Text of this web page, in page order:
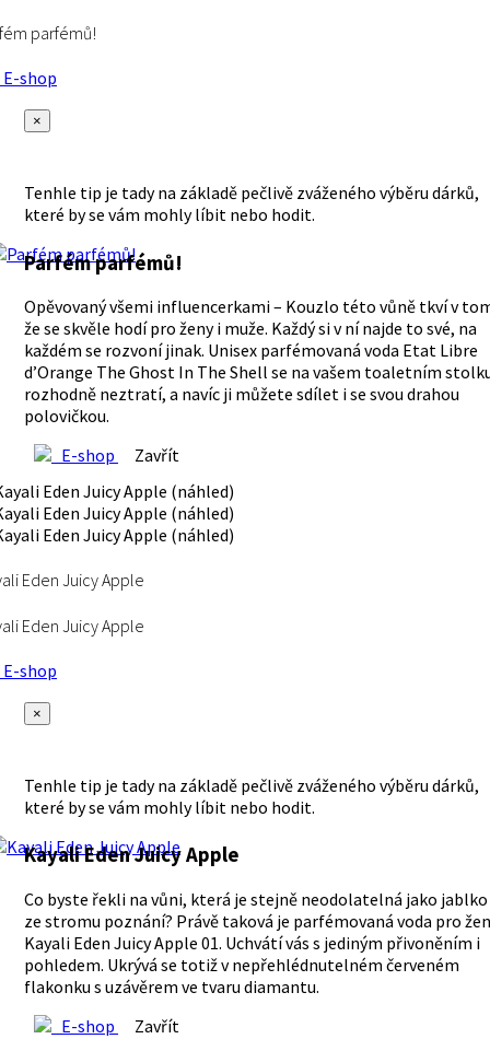
parfémů!
shop
×
Tenhle tip je tady na základě pečlivě zváženého výběru dárků,
které by se vám mohly líbit nebo hodit.
Parfém parfémů!
Opěvovaný všemi influencerkami – Kouzlo této vůně tkví v
že se skvěle hodí pro ženy i muže. Každý si v ní najde to své, na
každém se rozvoní jinak. Unisex parfémovaná voda Etat Libre
d’Orange The Ghost In The Shell se na vašem toaletním
rozhodně neztratí, a navíc ji můžete sdílet i se svou drahou
polovičkou.
E-shop
Zavřít
Eden Juicy Apple
Eden Juicy Apple
shop
×
Tenhle tip je tady na základě pečlivě zváženého výběru dárků,
které by se vám mohly líbit nebo hodit.
Kayali Eden Juicy Apple
Co byste řekli na vůni, která je stejně neodolatelná jako jablko
ze stromu poznání? Právě taková je parfémovaná voda pro
Kayali Eden Juicy Apple 01. Uchvátí vás s jediným přivoněním i
pohledem. Ukrývá se totiž v nepřehlédnutelném červeném
flakonku s uzávěrem ve tvaru diamantu.
E-shop
Zavřít